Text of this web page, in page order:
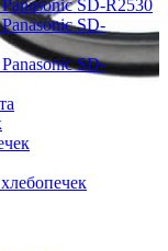
SD-R2530
SD-
SD-